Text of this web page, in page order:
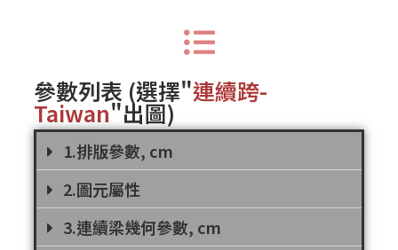
參數列表 (選擇"連續跨-
Taiwan"出圖)
1.排版參數, cm
2.圖元屬性
3.連續梁幾何參數, cm